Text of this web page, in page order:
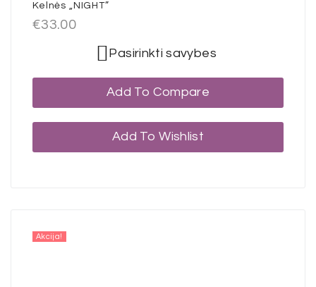
Kelnės „NIGHT”
€33.00
Pasirinkti savybes
Add To Compare
Add To Wishlist
Akcija!